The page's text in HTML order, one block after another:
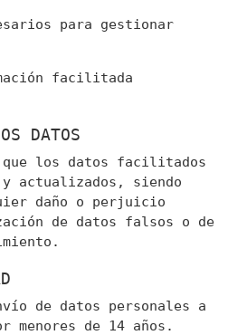
para gestionar
facilitada
DATOS
los datos facilitados
actualizados, siendo
daño o perjuicio
de datos falsos o de
de datos personales a
menores de 14 años.